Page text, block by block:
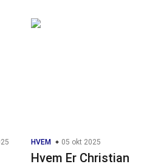
HVEM 05 okt 2025
Hvem Er Christian